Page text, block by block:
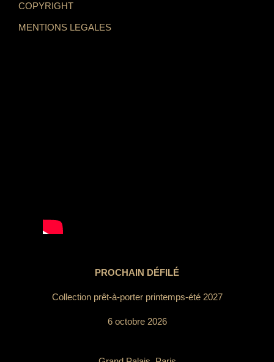
COPYRIGHT
MENTIONS LEGALES
PROCHAIN DÉFILÉ
Collection prêt-à-porter printemps-été 2027
6 octobre 2026